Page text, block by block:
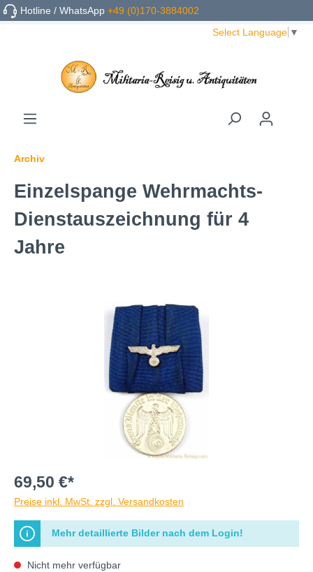
Hotline / WhatsApp+49 (0)170-3884002
Select Language ▼
Archiv
Einzelspange Wehrmachts-
Dienstauszeichnung für 4
Jahre
69,50 €*
Preise inkl. MwSt. zzgl. Versandkosten
Mehr detaillierte Bilder nach dem Login!
Nicht mehr verfügbar